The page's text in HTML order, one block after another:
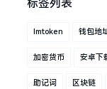
标签列表
Imtoken 钱包地
加密货币 安卓下
助记词 区块链